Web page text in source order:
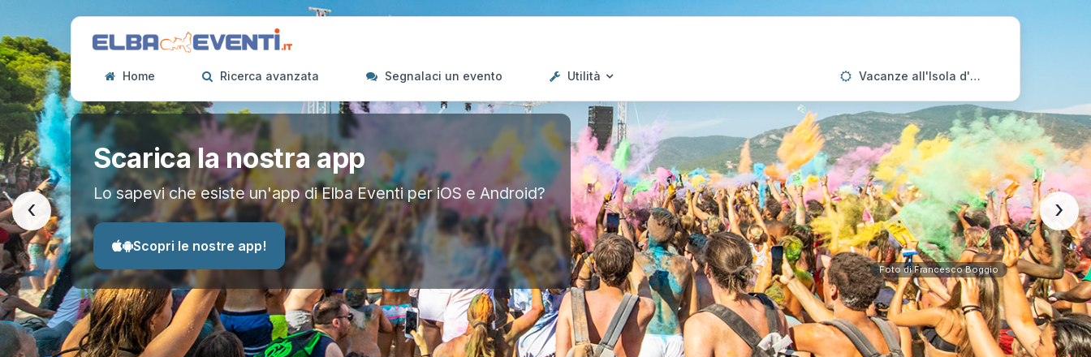
Home Ricerca avanzata Segnalaci un evento Utilità Vacanze all'Isola d'Elba
Scarica la nostra app
Lo sapevi che esiste un'app di Elba Eventi per iOS e Android?
Scopri le nostre app!
Foto di Francesco Boggio
‹ ›